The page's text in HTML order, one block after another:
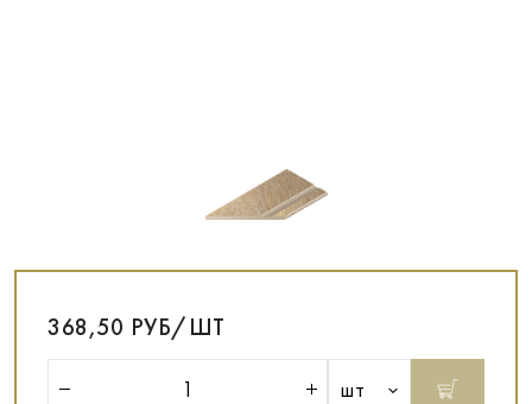
368,50 РУБ/ШТ
шт